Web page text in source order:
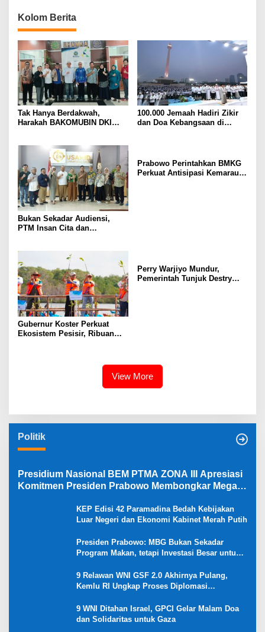
Kolom Berita
Tak Hanya Berdakwah,
Harakah BAKOMUBIN DKI
Bersama LKLH FH UHAMKA
100.000 Jemaah Hadiri Zikir
dan Doa Kebangsaan di
Bukan Sekadar Audiensi,
PTM Insan Cita dan
Prabowo Perintahkan BMKG
Perkuat Antisipasi Kemarau
Gubernur Koster Perkuat
Ekosistem Pesisir, Ribuan
Perry Warjiyo Mundur,
Pemerintah Tunjuk Destry
View More
Politik
Presidium Nasional BEM PTMA ZONA III Apresiasi
Komitmen Presiden Prabowo Membongkar Mega
KEP Edisi 42 Paramadina Bedah Kebijakan
Luar Negeri dan Ekonomi Kabinet Merah Putih
Presiden Prabowo: MBG Bukan Sekadar
Program Makan, tetapi Investasi Besar untuk
Ekonomi Desa
9 Relawan WNI GSF 2.0 Akhirnya Pulang,
Kemlu RI Ungkap Proses Diplomasi
9 WNI Ditahan Israel, GPCI Gelar Malam Doa
dan Solidaritas untuk Gaza